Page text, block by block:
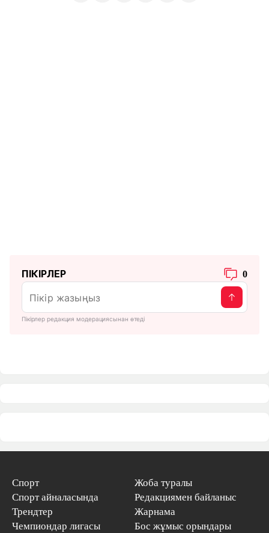
ПІКІРЛЕР 0
Пікірлер редакция модерациясынан өтеді
Спорт
Спорт айналасында
Трендтер
Чемпиондар лигасы
Жоба туралы
Редакциямен байланыс
Жарнама
Бос жұмыс орындары